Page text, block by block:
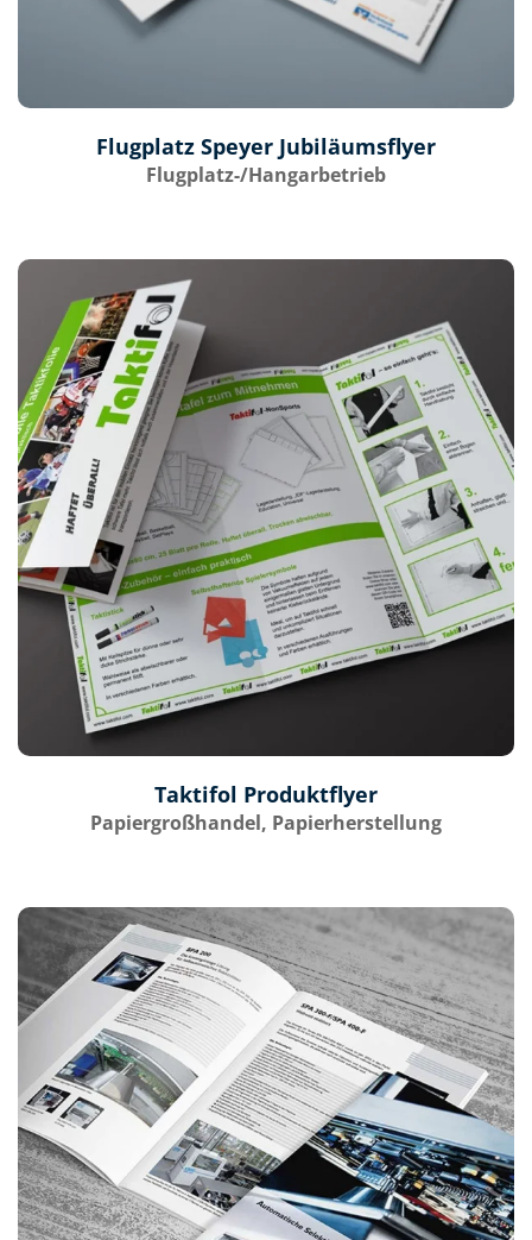
Flugplatz Speyer Jubiläumsflyer
Flugplatz-/Hangarbetrieb
Taktifol Produktflyer
Papiergroßhandel, Papierherstellung